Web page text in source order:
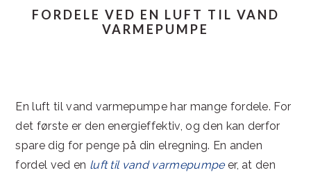
FORDELE VED EN LUFT TIL VAND
VARMEPUMPE
En luft til vand varmepumpe har mange fordele. For
det første er den energieffektiv, og den kan derfor
spare dig for penge på din elregning. En anden
fordel ved en luft til vand varmepumpeer, at den